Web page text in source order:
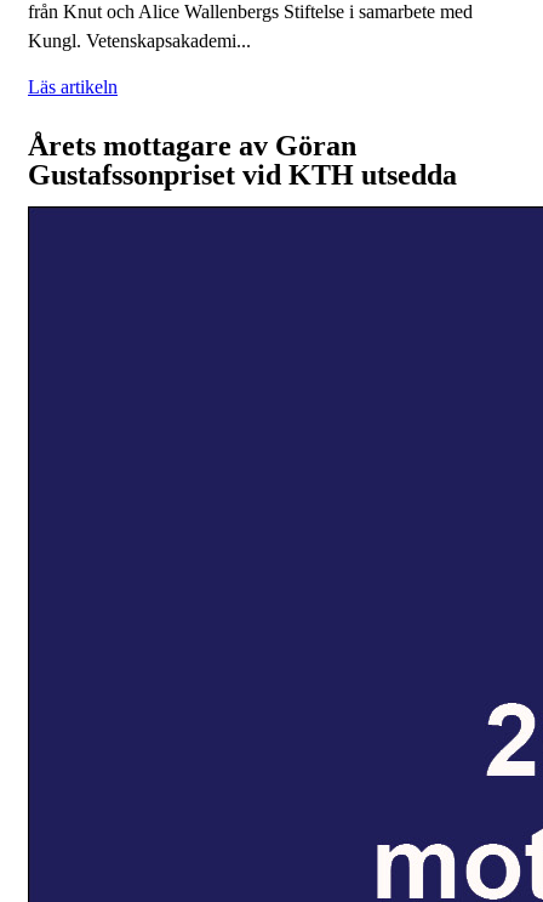
från Knut och Alice Wallenbergs Stiftelse i samarbete med
Kungl. Vetenskapsakademi...
Läs artikeln
Årets mottagare av Göran
Gustafssonpriset vid KTH utsedda